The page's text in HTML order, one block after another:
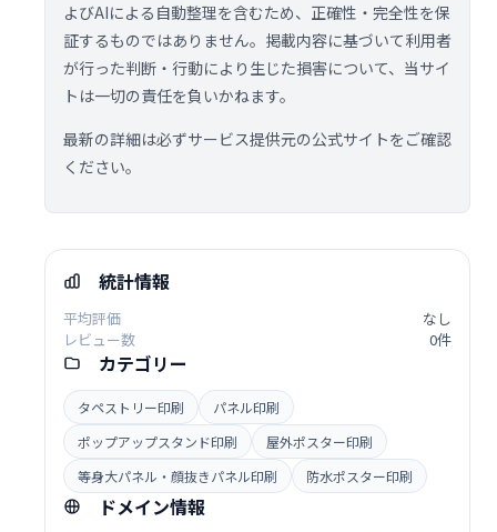
よびAIによる自動整理を含むため、正確性・完全性を保
証するものではありません。掲載内容に基づいて利用者
が行った判断・行動により生じた損害について、当サイ
トは一切の責任を負いかねます。
最新の詳細は必ずサービス提供元の公式サイトをご確認
ください。
統計情報
平均評価
なし
レビュー数
0件
カテゴリー
タペストリー印刷
パネル印刷
ポップアップスタンド印刷
屋外ポスター印刷
等身大パネル・顔抜きパネル印刷
防水ポスター印刷
ドメイン情報